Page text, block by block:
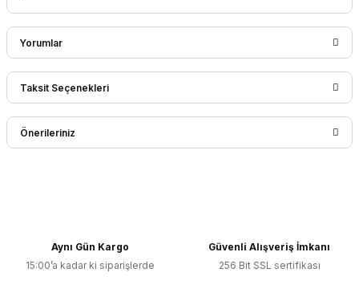
Yorumlar
Bu ürüne ilk yorumu siz yapın!
Taksit Seçenekleri
Önerileriniz
Ürün resmi kalitesiz, bozuk veya görüntülenemiyor.
Aynı Gün Kargo
15:00’a kadar ki siparişlerde
Güvenli Alışveriş İmkanı
256 Bit SSL sertifikası